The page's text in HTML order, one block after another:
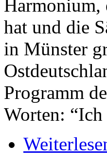
Harmonium,
hat und die
in Münster
Programm
Worten: “Ich